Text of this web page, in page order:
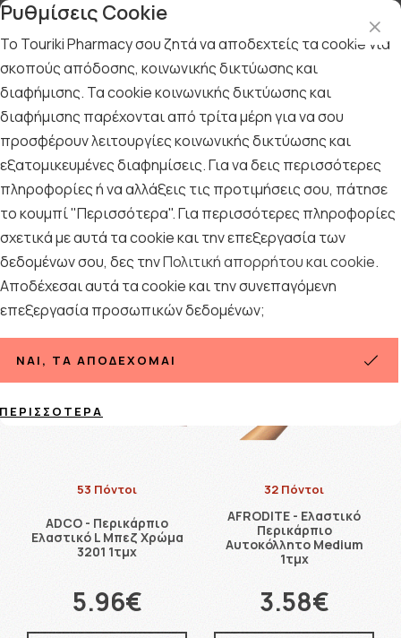
Αρχική / ΦΑΡΜΑΚΕΙΟ / Ορθοπεδικά / Περικάρπια
Περικάρπια
12 ΠΡΟΪΟΝΤΑ
Ταξινόμηση Προβολή
53 Πόντοι
ADCO - Περικάρπιο
Ελαστικό L Μπεζ Χρώμα
3201 1τμχ
5.96€
32 Πόντοι
AFRODITE - Ελαστικό
Περικάρπιο
Αυτοκόλλητο Medium
1τμχ
3.58€
Ρυθμίσεις Cookie
Το Touriki Pharmacy σου ζητά να αποδεχτείς τα cookie για
σκοπούς απόδοσης, κοινωνικής δικτύωσης και
διαφήμισης. Τα cookie κοινωνικής δικτύωσης και
διαφήμισης παρέχονται από τρίτα μέρη για να σου
προσφέρουν λειτουργίες κοινωνικής δικτύωσης και
εξατομικευμένες διαφημίσεις. Για να δεις περισσότερες
πληροφορίες ή να αλλάξεις τις προτιμήσεις σου, πάτησε
το κουμπί "Περισσότερα". Για περισσότερες πληροφορίες
σχετικά με αυτά τα cookie και την επεξεργασία των
δεδομένων σου, δες τηνΠολιτική απορρήτου και cookie.
Αποδέχεσαι αυτά τα cookie και την συνεπαγόμενη
επεξεργασία προσωπικών δεδομένων;
ΝΑΙ, ΤΑ ΑΠΟΔΈΧΟΜΑΙ
ΠΕΡΙΣΣΌΤΕΡΑ